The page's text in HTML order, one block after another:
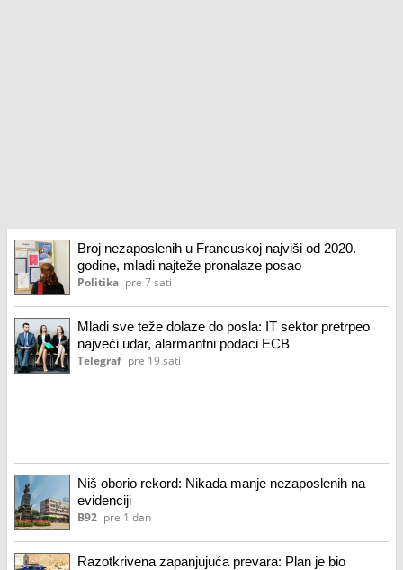
Broj nezaposlenih u Francuskoj najviši od 2020.
godine, mladi najteže pronalaze posao
Politika pre 7 sati
Mladi sve teže dolaze do posla: IT sektor pretrpeo
najveći udar, alarmantni podaci ECB
Telegraf pre 19 sati
Niš oborio rekord: Nikada manje nezaposlenih na
evidenciji
B92 pre 1 dan
Razotkrivena zapanjujuća prevara: Plan je bio